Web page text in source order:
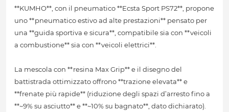
**KUMHO**, con il pneumatico **Ecsta Sport PS72**, propone
uno **pneumatico estivo ad alte prestazioni** pensato per
una **guida sportiva e sicura**, compatibile sia con **veicoli
a combustione** sia con **veicoli elettrici**.
La mescola con **resina Max Grip** e il disegno del
battistrada ottimizzato offrono **trazione elevata** e
**frenate più rapide** (riduzione degli spazi d’arresto fino a
**~9% su asciutto** e **~10% su bagnato**, dato dichiarato).